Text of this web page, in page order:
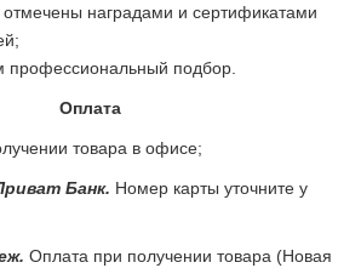
наградами и сертификатами
профессиональный подбор.
Оплата
товара в офисе;
Банк. Номер карты уточните у
Оплата при получении товара (Новая